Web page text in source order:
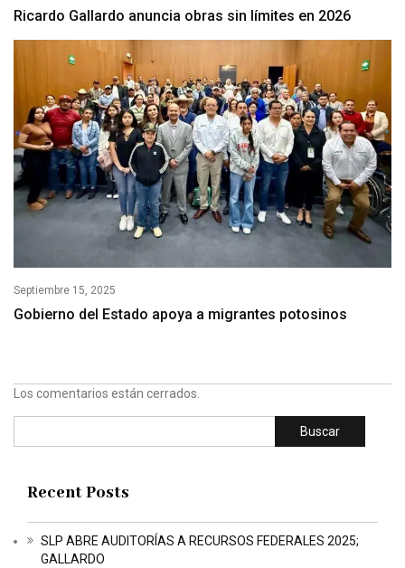
Ricardo Gallardo anuncia obras sin límites en 2026
Septiembre 15, 2025
Gobierno del Estado apoya a migrantes potosinos
Los comentarios están cerrados.
Buscar
Recent Posts
SLP ABRE AUDITORÍAS A RECURSOS FEDERALES 2025;
GALLARDO